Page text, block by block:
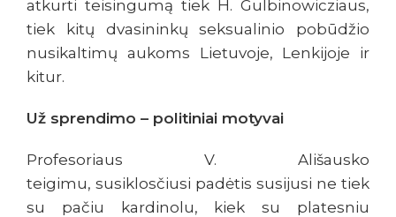
atkurti teisingumą tiek H. Gulbinowicziaus,
tiek kitų dvasininkų seksualinio pobūdžio
nusikaltimų aukoms Lietuvoje, Lenkijoje ir
kitur.
Už sprendimo – politiniai motyvai
Profesoriaus V. Ališausko
teigimu, susiklosčiusi padėtis susijusi ne tiek
su pačiu kardinolu, kiek su platesniu